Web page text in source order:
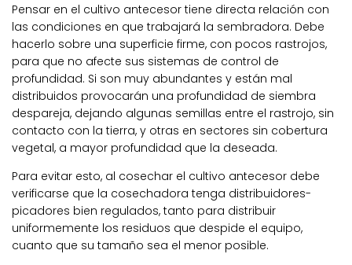
Pensar en el cultivo antecesor tiene directa relación con
las condiciones en que trabajará la sembradora. Debe
hacerlo sobre una superficie firme, con pocos rastrojos,
para que no afecte sus sistemas de control de
profundidad. Si son muy abundantes y están mal
distribuidos provocarán una profundidad de siembra
despareja, dejando algunas semillas entre el rastrojo, sin
contacto con la tierra, y otras en sectores sin cobertura
vegetal, a mayor profundidad que la deseada.
Para evitar esto, al cosechar el cultivo antecesor debe
verificarse que la cosechadora tenga distribuidores-
picadores bien regulados, tanto para distribuir
uniformemente los residuos que despide el equipo,
cuanto que su tamaño sea el menor posible.